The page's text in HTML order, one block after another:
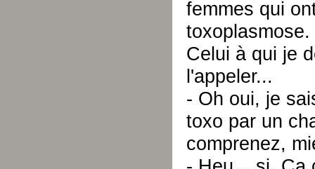
femmes qui
toxoplasmose.
Celui à qui je
l'appeler...
- Oh oui, je
toxo par un
comprenez,